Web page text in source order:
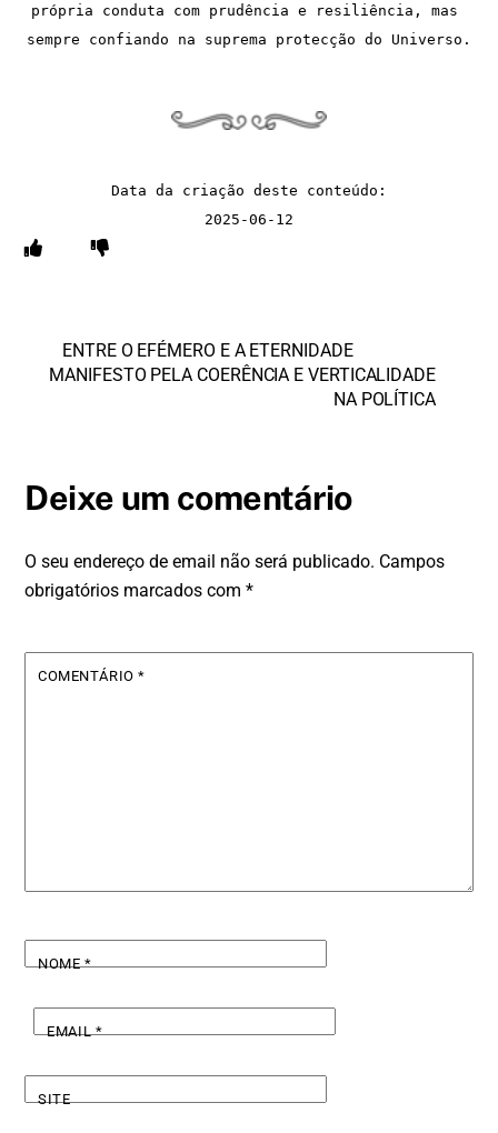
própria conduta com prudência e resiliência, mas
sempre confiando na suprema protecção do Universo.
Data da criação deste conteúdo:
2025-06-12
ENTRE O EFÉMERO E A ETERNIDADE
MANIFESTO PELA COERÊNCIA E VERTICALIDADE
NA POLÍTICA
Deixe um comentário
O seu endereço de email não será publicado. Campos
obrigatórios marcados com*
COMENTÁRIO*
NOME*
EMAIL*
SITE